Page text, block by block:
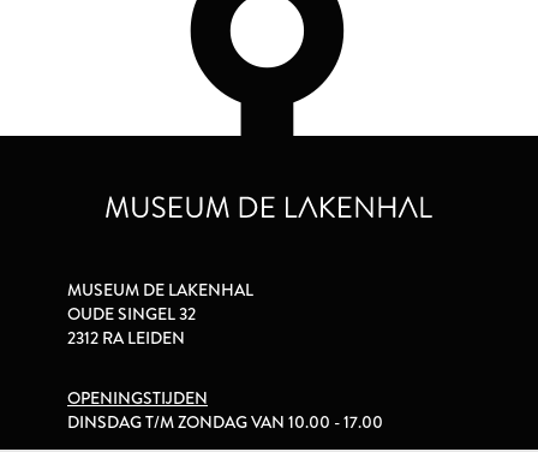
MUSEUM DE LAKENHAL
OUDE SINGEL 32
2312 RA LEIDEN
OPENINGSTIJDEN
DINSDAG T/M ZONDAG VAN 10.00 - 17.00